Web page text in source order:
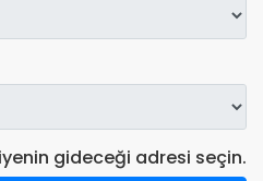
gideceği adresi seçin.